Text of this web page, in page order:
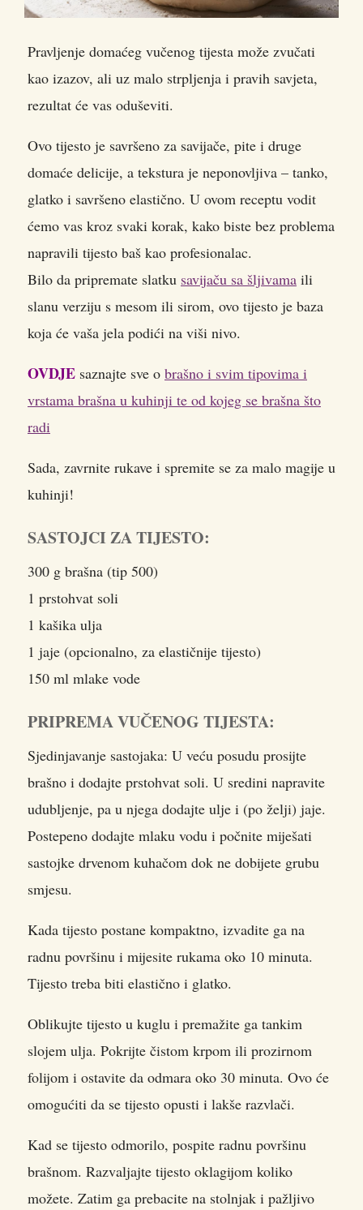
Pravljenje domaćeg vučenog tijesta može zvučati
kao izazov, ali uz malo strpljenja i pravih savjeta,
rezultat će vas oduševiti.
Ovo tijesto je savršeno za savijače, pite i druge
domaće delicije, a tekstura je neponovljiva – tanko,
glatko i savršeno elastično. U ovom receptu vodit
ćemo vas kroz svaki korak, kako biste bez problema
napravili tijesto baš kao profesionalac.
Bilo da pripremate slatku savijaču sa šljivama ili
slanu verziju s mesom ili sirom, ovo tijesto je baza
koja će vaša jela podići na viši nivo.
OVDJE saznajte sve o brašno i svim tipovima i
vrstama brašna u kuhinji te od kojeg se brašna što
radi
Sada, zavrnite rukave i spremite se za malo magije u
kuhinji!
SASTOJCI ZA TIJESTO:
300 g brašna (tip 500)
1 prstohvat soli
1 kašika ulja
1 jaje (opcionalno, za elastičnije tijesto)
150 ml mlake vode
PRIPREMA VUČENOG TIJESTA:
Sjedinjavanje sastojaka: U veću posudu prosijte
brašno i dodajte prstohvat soli. U sredini napravite
udubljenje, pa u njega dodajte ulje i (po želji) jaje.
Postepeno dodajte mlaku vodu i počnite miješati
sastojke drvenom kuhačom dok ne dobijete grubu
smjesu.
Kada tijesto postane kompaktno, izvadite ga na
radnu površinu i mijesite rukama oko 10 minuta.
Tijesto treba biti elastično i glatko.
Oblikujte tijesto u kuglu i premažite ga tankim
slojem ulja. Pokrijte čistom krpom ili prozirnom
folijom i ostavite da odmara oko 30 minuta. Ovo će
omogućiti da se tijesto opusti i lakše razvlači.
Kad se tijesto odmorilo, pospite radnu površinu
brašnom. Razvaljajte tijesto oklagijom koliko
možete. Zatim ga prebacite na stolnjak i pažljivo